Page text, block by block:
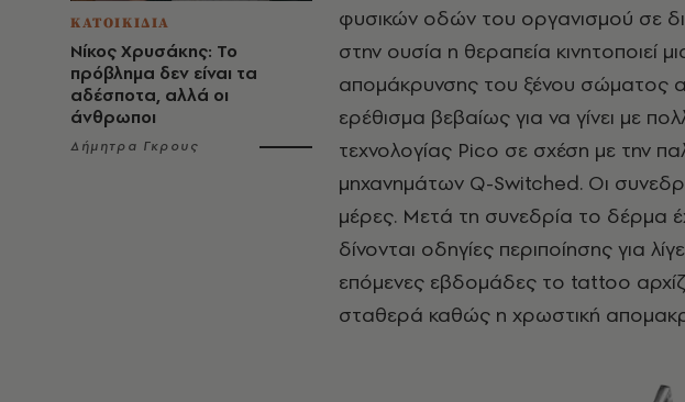
ΚΑΤΟΙΚΙΔΙΑ
Νίκος Χρυσάκης: Το
πρόβλημα δεν είναι τα
αδέσποτα, αλλά οι
άνθρωποι
Δήμητρα Γκρους
φυσικών οδών του οργανισμού σε
στην ουσία η θεραπεία κινητοποιεί
απομάκρυνσης του ξένου σώματος
ερέθισμα βεβαίως για να γίνει με
τεχνολογίας Pico σε σχέση με την
μηχανημάτων Q-Switched. Οι
μέρες. Μετά τη συνεδρία το δέρμα
δίνονται οδηγίες περιποίησης για
επόμενες εβδομάδες το tattoo
σταθερά καθώς η χρωστική